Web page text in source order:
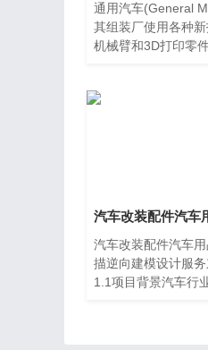
通用汽车(General
其组装厂使用各种
机械臂和3D打印零
轻松处理3D打印零件
汽车改装配件汽车
描逆向建模设计服
1.1项目背景汽车行